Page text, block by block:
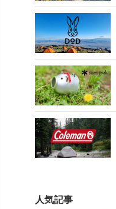
人気記事